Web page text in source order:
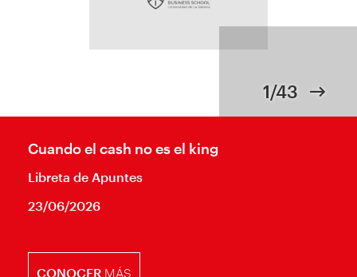
1/43
Cuando el cash no es el king
Libreta de Apuntes
23/06/2026
CONOCER MÁS